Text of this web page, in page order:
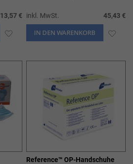
13,57 €
ZUR
inkl. MwSt. 45,43 €
IN DEN WARENKORB ZUR
Reference™ OP-Handschuhe